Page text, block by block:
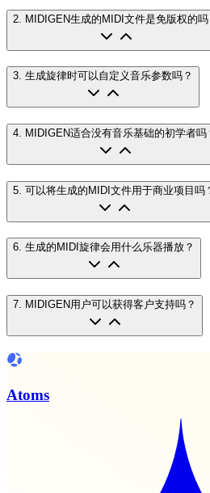
2 MIDIGEN生成的MIDI文件是免版权的吗
3. 生成旋律时可以自定义音乐参数吗？
4 MIDIGEN适合没有音乐基础的初学者吗
5 可以将生成的MIDI文件用于商业项目吗
6. 生成的MIDI旋律会用什么乐器播放？
7. MIDIGEN用户可以获得客户支持吗？
Atoms